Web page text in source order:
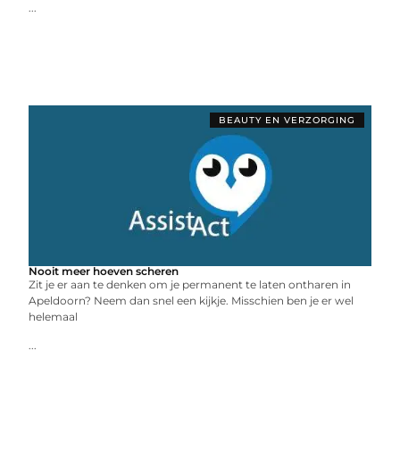
...
BEAUTY EN VERZORGING
Nooit meer hoeven scheren
Zit je er aan te denken om je permanent te laten ontharen in
Apeldoorn? Neem dan snel een kijkje. Misschien ben je er wel
helemaal
...